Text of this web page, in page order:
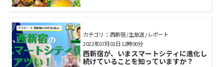
カテゴリ： 西新宿 / 生放送 / レポート
西新宿が、いまスマートシティに進化し
続けていることを知っていますか？
2022年07月01日 12時00分